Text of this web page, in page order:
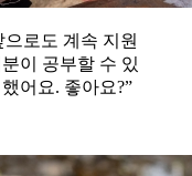
로도 계속 지원
이 공부할 수 있
어요. 좋아요?”